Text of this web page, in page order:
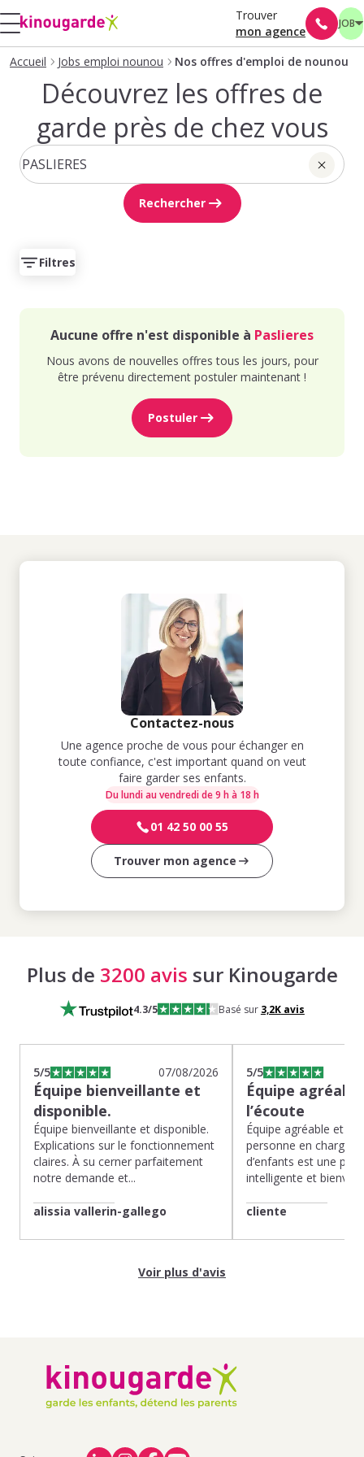
Trouver
mon agence
JOB
Accueil Jobs emploi nounou Nos offres d'emploi de nounou
Découvrez les offres de
garde près de chez vous
Rechercher
Filtres
Aucune offre n'est disponible à Paslieres
Nous avons de nouvelles offres tous les jours, pour
être prévenu directement postuler maintenant !
Postuler
Contactez-nous
Une agence proche de vous pour échanger en
toute confiance, c'est important quand on veut
faire garder ses enfants.
Du lundi au vendredi de 9 h à 18 h
01 42 50 00 55
Trouver mon agence
Plus de 3200 avis sur Kinougarde
4.3/5 Basé sur 3,2Kavis
5/5 07/08/2026
Équipe bienveillante et
disponible.
Équipe bienveillante et disponible.
Explications sur le fonctionnement
claires. À su cerner parfaitement
notre demande et...
alissia vallerin-gallego
5/5
Équipe
l’écoute
Équipe agréable et à
personne en charge
d’enfants est une
intelligente et
cliente
Voir plus d'avis